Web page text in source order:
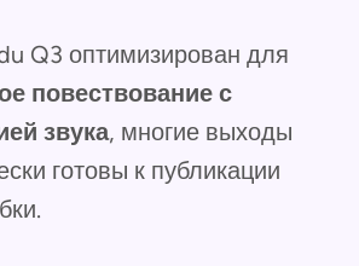
Q3 оптимизирован для
повествование с
звука, многие выходы
готовы к публикации